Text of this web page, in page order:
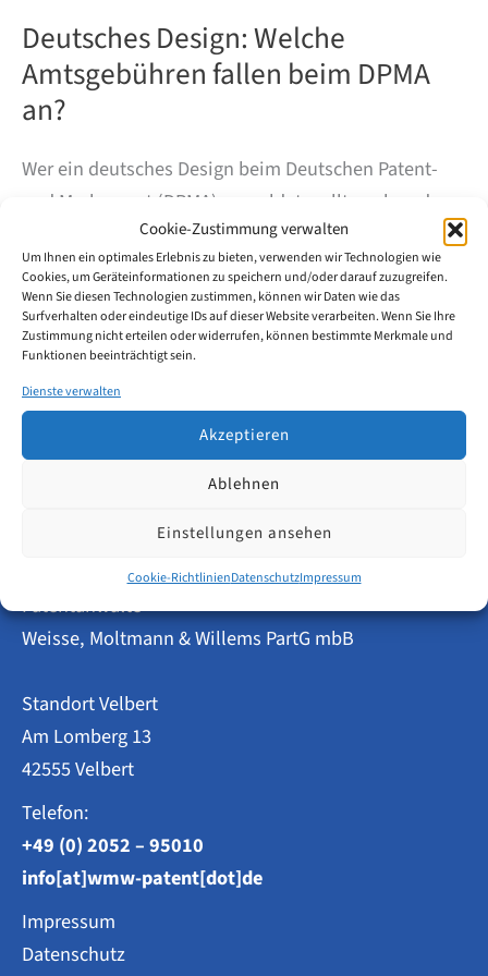
Cookie-Zustimmung verwalten
Um Ihnen ein optimales Erlebnis zu bieten, verwenden wir Technologien wie
Cookies, um Geräteinformationen zu speichern und/oder darauf zuzugreifen.
Wenn Sie diesen Technologien zustimmen, können wir Daten wie das
Surfverhalten oder eindeutige IDs auf dieser Website verarbeiten. Wenn Sie Ihre
Zustimmung nicht erteilen oder widerrufen, können bestimmte Merkmale und
Funktionen beeinträchtigt sein.
Dienste verwalten
Akzeptieren
Ablehnen
Einstellungen ansehen
Cookie-RichtlinienDatenschutzImpressum
Deutsches Design: Welche
Amtsgebühren fallen beim DPMA
an?
Wer ein deutsches Design beim Deutschen Patent-
und Markenamt (DPMA) anmeldet, sollte neben der
Anmeldegebühr auch die späteren
Aufrechterhaltungsgebühren im Blick haben. Der
Designschutz gilt zunächst für fünf Jahre und kann
anschließend schrittweise bis auf maximal 25 Jahre
verlängert werden.
Patentanwälte
Weisse, Moltmann & Willems PartG mbB
Standort Velbert
Am Lomberg 13
42555 Velbert
Telefon:
+49 (0) 2052 – 95010
info[at]wmw-patent[dot]de
Impressum
Datenschutz